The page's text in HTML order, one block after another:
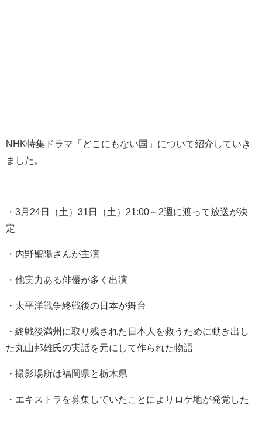
NHK特集ドラマ「どこにもない国」について紹介していき
ました。
・3月24日（土）31日（土）21:00～2週に渡って放送が決
定
・内野聖陽さんが主演
・他実力ある俳優が多く出演
・太平洋戦争終戦後の日本が舞台
・終戦後満州に取り残された日本人を救うために動き出し
た丸山邦雄氏の実話を元にして作られた物語
・撮影場所は福岡県と栃木県
・エキストラを募集していたことによりロケ地が発覚した